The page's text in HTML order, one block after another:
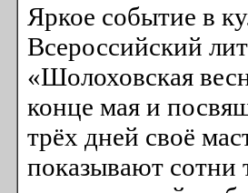
Яркое событие в
Всероссийский
«Шолоховская
конце мая и
трёх дней своё
показывают сотни